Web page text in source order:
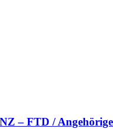
– FTD /